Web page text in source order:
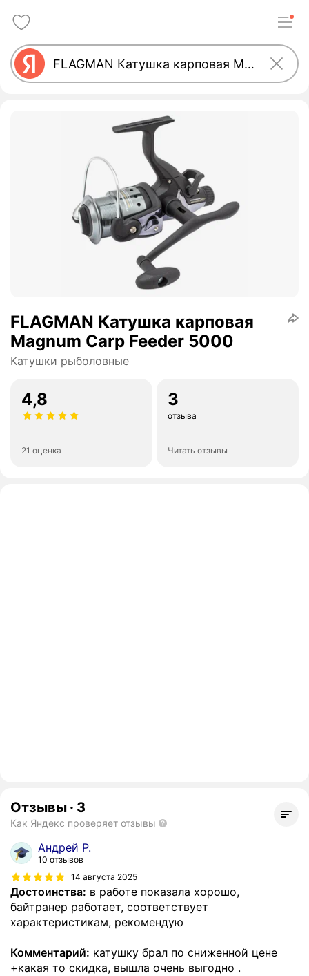
FLAGMAN Катушкa карповая
Magnum Carp Feeder 5000
Катушки рыболовные
4,8
21 оценка
3
отзыва
Читать отзывы
Отзывы · 3
Как Яндекс проверяет отзывы
Андрей Р.
10 отзывов
14 августа 2025
Достоинства: в работе показала хорошо,
байтранер работает, соответствует
характеристикам, рекомендую
Комментарий: катушку брал по сниженной цене
+какая то скидка, вышла очень выгодно .